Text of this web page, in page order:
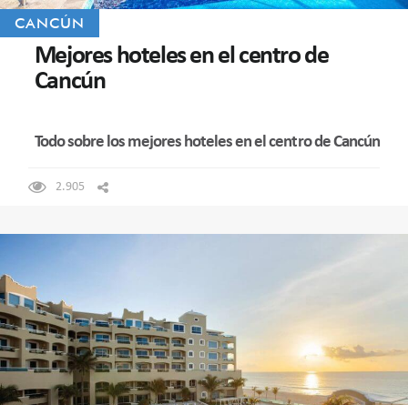
CANCÚN
Mejores hoteles en el centro de
Cancún
Todo sobre los mejores hoteles en el centro de Cancún
2.905